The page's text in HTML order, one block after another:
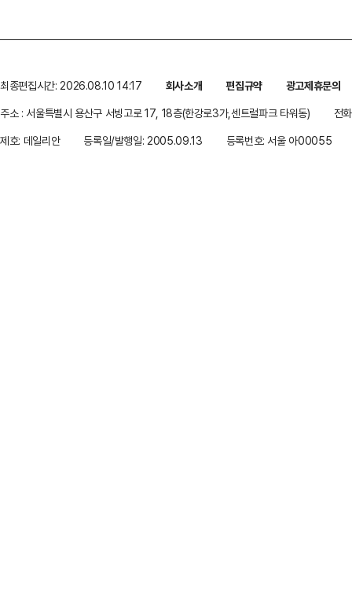
최종편집시간: 2026.08.10 14:17 회사소개 편집규약
광고제휴문의
주소 : 서울특별시 용산구 서빙고로 17, 18층(한강로3가,센트럴파크 타워동)
전
제호: 데일리안
등록일/발행일: 2005.09.13 등록번호: 서울 아00055